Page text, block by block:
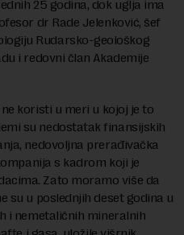
25 godina, dok uglja ima
dr Rade Jelenković, šef
Rudarsko-geološkog
i redovni član Akademije
koristi u meri u kojoj je to
su nedostatak finansijskih
nedovoljna prerađivačka
s kadrom koji je
Zato moramo više da
su u poslednjih deset godina u
i nemetaličnih mineralnih